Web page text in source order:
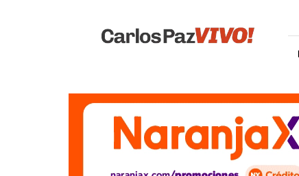
Vivo